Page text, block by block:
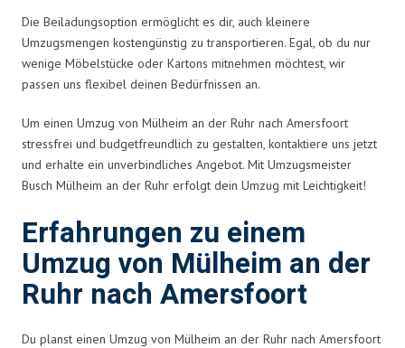
Die Beiladungsoption ermöglicht es dir, auch kleinere
Umzugsmengen kostengünstig zu transportieren. Egal, ob du nur
wenige Möbelstücke oder Kartons mitnehmen möchtest, wir
passen uns flexibel deinen Bedürfnissen an.
Um einen Umzug von Mülheim an der Ruhr nach Amersfoort
stressfrei und budgetfreundlich zu gestalten, kontaktiere uns jetzt
und erhalte ein unverbindliches Angebot. Mit Umzugsmeister
Busch Mülheim an der Ruhr erfolgt dein Umzug mit Leichtigkeit!
Erfahrungen zu einem
Umzug von Mülheim an der
Ruhr nach Amersfoort
Du planst einen Umzug von Mülheim an der Ruhr nach Amersfoort